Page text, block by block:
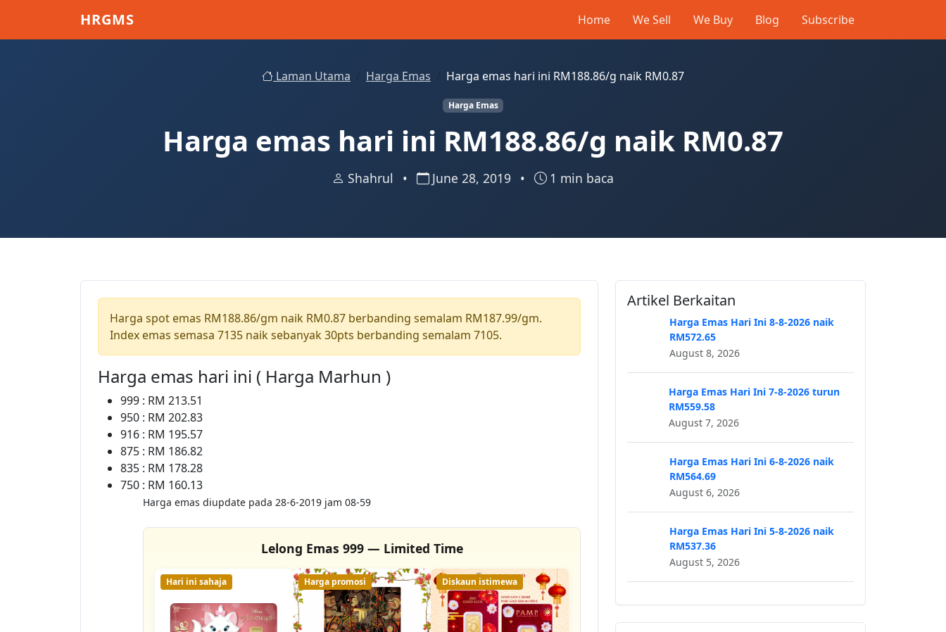
HRGMS Home We Sell We Buy Blog Subscribe
Laman Utama Harga Emas Harga emas hari ini RM188.86/g naik RM0.87
Harga Emas
Harga emas hari ini RM188.86/g naik RM0.87
Shahrul • June 28, 2019 • 1 min baca
Harga spot emas RM188.86/gm naik RM0.87 berbanding semalam RM187.99/gm.
Index emas semasa 7135 naik sebanyak 30pts berbanding semalam 7105.
Harga emas hari ini ( Harga Marhun )
999 : RM 213.51
950 : RM 202.83
916 : RM 195.57
875 : RM 186.82
835 : RM 178.28
750 : RM 160.13
Harga emas diupdate pada 28-6-2019 jam 08-59
Lelong Emas 999 — Limited Time
Hari ini sahaja Harga promosi Diskaun istimewa
Artikel Berkaitan
Harga Emas Hari Ini 8-8-2026 naik
RM572.65
August 8, 2026
Harga Emas Hari Ini 7-8-2026 turun
RM559.58
August 7, 2026
Harga Emas Hari Ini 6-8-2026 naik
RM564.69
August 6, 2026
Harga Emas Hari Ini 5-8-2026 naik
RM537.36
August 5, 2026